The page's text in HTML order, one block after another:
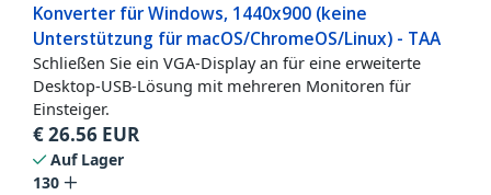
Konverter für Windows, 1440x900 (keine
Unterstützung für macOS/ChromeOS/Linux) - TAA
Schließen Sie ein VGA-Display an für eine erweiterte
Desktop-USB-Lösung mit mehreren Monitoren für
Einsteiger.
€26.56 EUR
Auf Lager
130